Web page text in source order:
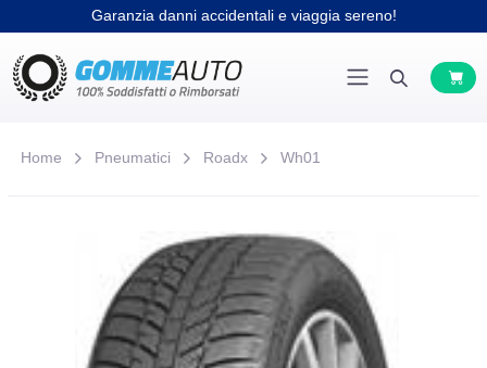
Garanzia danni accidentali e viaggia sereno!
Home Pneumatici Roadx Wh01